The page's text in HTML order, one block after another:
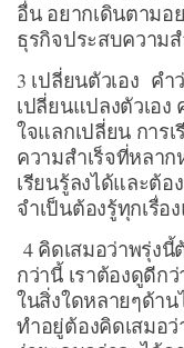
อื่น อยากเดินตามอ
ธุรกิจประสบความ
3 เปลี่ยนตัวเอง คำ
เปลี่ยนแปลงตัวเอง
ใจแลกเปลี่ยน การ
ความสำเร็จที่หลา
เรียนรู้ลงได้และต้
จำเป็นต้องรู้ทุกเรื่อ
4 คิดเสมอว่าพรุ่งนี้
กว่านี้ เราต้องดูดีก
ในสิ่งใดหลายๆด้า
ทำอยู่ต้องคิดเสมอ